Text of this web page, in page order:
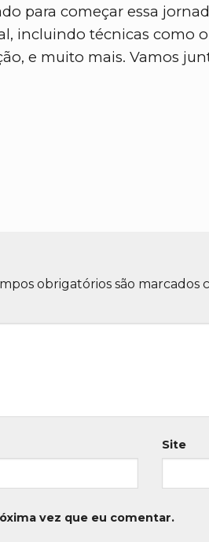
para começar essa
incluindo técnicas como o
e muito mais. Vamos
obrigatórios são marcados
Site
vez que eu comentar.